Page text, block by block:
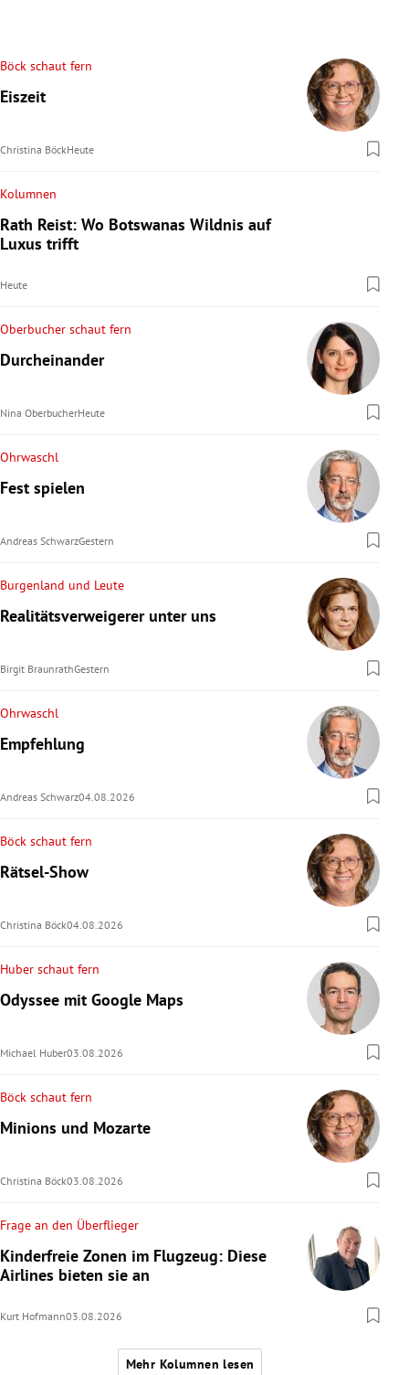
Böck schaut fern
Eiszeit
Christina BöckHeute
Kolumnen
Rath Reist: Wo Botswanas Wildnis auf
Luxus trifft
Heute
Oberbucher schaut fern
Durcheinander
Nina OberbucherHeute
Ohrwaschl
Fest spielen
Andreas SchwarzGestern
Burgenland und Leute
Realitätsverweigerer unter uns
Birgit BraunrathGestern
Ohrwaschl
Empfehlung
Andreas Schwarz04.08.2026
Böck schaut fern
Rätsel-Show
Christina Böck04.08.2026
Huber schaut fern
Odyssee mit Google Maps
Michael Huber03.08.2026
Böck schaut fern
Minions und Mozarte
Christina Böck03.08.2026
Frage an den Überflieger
Kinderfreie Zonen im Flugzeug: Diese
Airlines bieten sie an
Kurt Hofmann03.08.2026
Mehr Kolumnen lesen